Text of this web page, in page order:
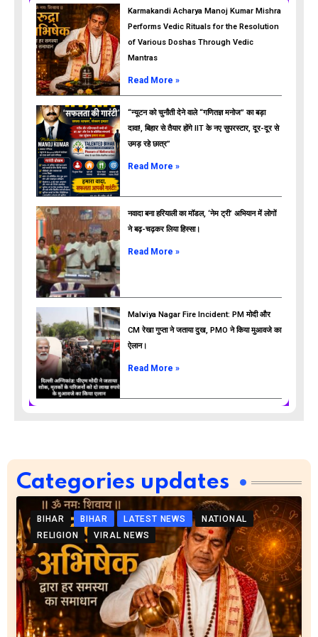
ads
Karmakandi Acharya Manoj Kumar Mishra
Performs Vedic Rituals for the Resolution
of Various Doshas Through Vedic
Mantras
Read More »
“न्यूटन को चुनौती देने वाले “गणितज्ञ मनोज” का बड़ा
दावा!, बिहार से तैयार होंगे IIT के नए सुपरस्टार, दूर-दूर से
उमड़ रहे छात्र”
Read More »
नवादा बना हरियाली का मॉडल, ‘नेम ट्री’ अभियान में लोगों
ने बढ़-चढ़कर लिया हिस्सा।
Read More »
Malviya Nagar Fire Incident: PM मोदी और
CM रेखा गुप्ता ने जताया दुख, PMO ने किया मुआवजे का
ऐलान।
Read More »
Categories updates
BIHAR BIHAR LATEST NEWS
NATIONAL
RELIGION
VIRAL NEWS